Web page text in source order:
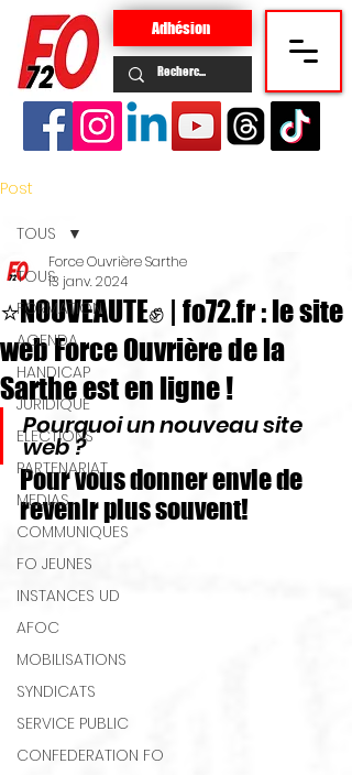
Adhésion
Post
TOUS
FORMATION
AGENDA
HANDICAP
JURIDIQUE
ELECTIONS
PARTENARIAT
MEDIAS
COMMUNIQUES
FO JEUNES
INSTANCES UD
AFOC
MOBILISATIONS
SYNDICATS
SERVICE PUBLIC
CONFEDERATION FO
TOUS
⭐NOUVEAUTE✊ | fo72.fr : le site
web Force Ouvrière de la
Sarthe est en ligne !
Force Ouvrière Sarthe
13 janv. 2024
Pourquoi un nouveau site
web ?
Pour vous donner envie de
revenir plus souvent!